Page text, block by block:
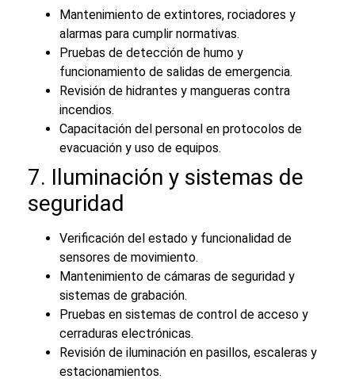
Mantenimiento de extintores, rociadores y
alarmas para cumplir normativas.
Pruebas de detección de humo y
funcionamiento de salidas de emergencia.
Revisión de hidrantes y mangueras contra
incendios.
Capacitación del personal en protocolos de
evacuación y uso de equipos.
7. Iluminación y sistemas de
seguridad
Verificación del estado y funcionalidad de
sensores de movimiento.
Mantenimiento de cámaras de seguridad y
sistemas de grabación.
Pruebas en sistemas de control de acceso y
cerraduras electrónicas.
Revisión de iluminación en pasillos, escaleras y
estacionamientos.